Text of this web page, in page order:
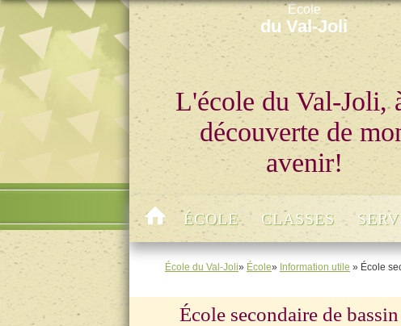
École
du Val-Joli
L'école du Val-Joli,
découverte de
avenir!
ÉCOLE CLASSES
École du Val-Joli» École» Information utile » École
École secondaire de bassin